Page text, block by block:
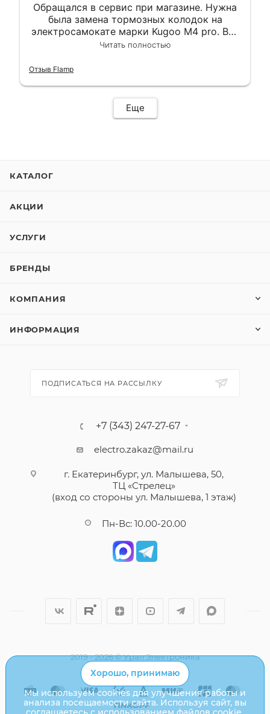
Обращался в сервис при магазине. Нужна
была замена тормозных колодок на
электросамокате марки Kugoo M4 pro. Всё
сделали в лучшем виде и в максимально
гарантии, поэтому и обратился в этот
Читать полностью
Отзыв Flamp
Еще
КАТАЛОГ
АКЦИИ
УСЛУГИ
БРЕНДЫ
КОМПАНИЯ
ИНФОРМАЦИЯ
ПОДПИСАТЬСЯ НА РАССЫЛКУ
+7 (343) 247-27-67
electro.zakaz@mail.ru
г. Екатеринбург, ул. Малышева, 50,
ТЦ «Стрелец»
(вход со стороны ул. Малышева, 1 этаж)
Пн-Вс: 10.00-20.00
2019 - 2026 © Урал Электроника
Мы используем cookies для улучшения работы и
анализа посещаемости сайта. Используя сайт, вы
Хорошо, принимаю